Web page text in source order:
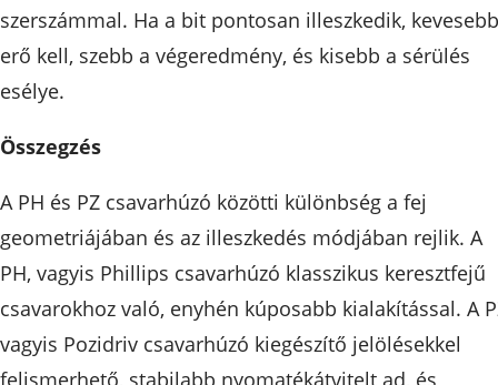
szerszámmal. Ha a bit pontosan illeszkedik, kevesebb
erő kell, szebb a végeredmény, és kisebb a sérülés
esélye.
Összegzés
A PH és PZ csavarhúzó közötti különbség a fej
geometriájában és az illeszkedés módjában rejlik. A
PH, vagyis Phillips csavarhúzó klasszikus keresztfejű
csavarokhoz való, enyhén kúposabb kialakítással. A
vagyis Pozidriv csavarhúzó kiegészítő jelölésekkel